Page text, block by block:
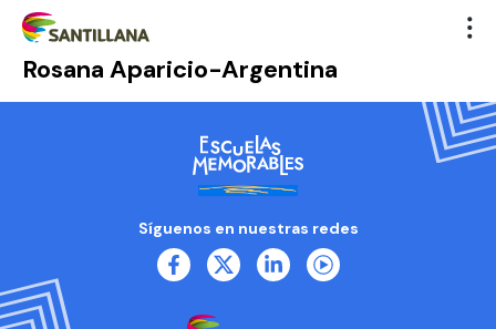
Rosana Aparicio-Argentina
Síguenos en nuestras redes